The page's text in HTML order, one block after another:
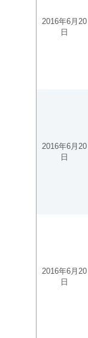
2016年6月20
日
2016年6月20
日
2016年6月20
日